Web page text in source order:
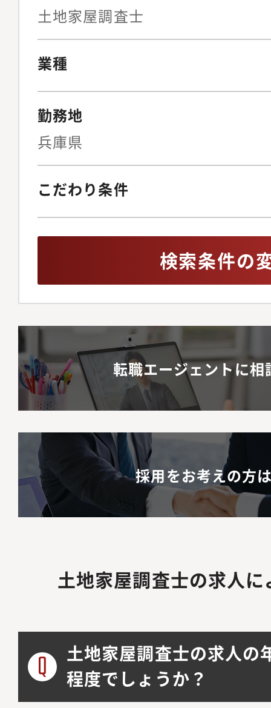
土地家屋調査士
業種
勤務地
兵庫県
こだわり条件
検索条件の
転職エージェントに相
採用をお考えの方
土地家屋調査士の求人
土地家屋調査士の求人の
程度でしょうか？